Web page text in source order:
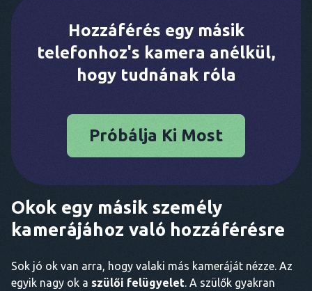
Hozzáférés egy másik
telefonhoz's kamera anélkül,
hogy tudnának róla
Próbálja Ki Most
Okok egy másik személy
kamerájához való hozzáférésre
Sok jó ok van arra, hogy valaki más kameráját nézze. Az
egyik nagy ok a szülői felügyelet. A szülők gyakran